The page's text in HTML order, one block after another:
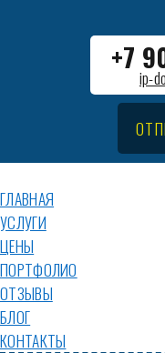
+7
ip-
ГЛАВНАЯ
УСЛУГИ
ЦЕНЫ
ПОРТФОЛИО
ОТЗЫВЫ
БЛОГ
КОНТАКТЫ